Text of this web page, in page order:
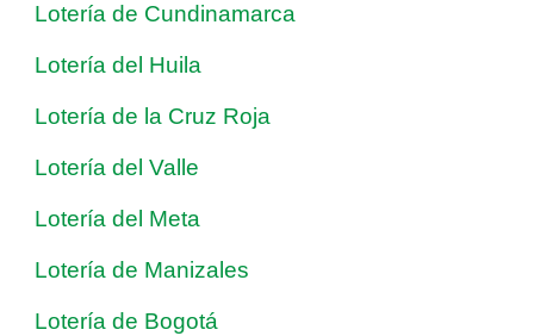
Lotería de Cundinamarca
Lotería del Huila
Lotería de la Cruz Roja
Lotería del Valle
Lotería del Meta
Lotería de Manizales
Lotería de Bogotá